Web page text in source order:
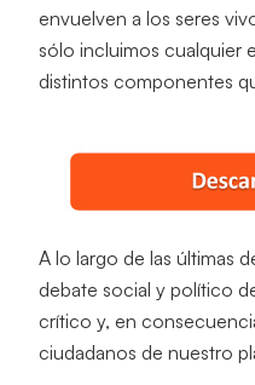
envuelven a los seres
sólo incluimos cualquier
distintos componentes
A lo largo de las últimas
debate social y político
crítico y, en
ciudadanos de nuestro